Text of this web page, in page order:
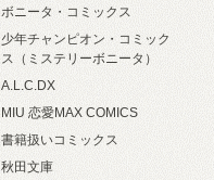
ボニータ・コミックス
少年チャンピオン・コミック
ス（ミステリーボニータ）
A.L.C.DX
MIU 恋愛MAX COMICS
書籍扱いコミックス
秋田文庫